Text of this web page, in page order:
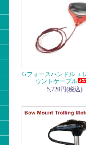
Gフォースハンドル エ
ウントケーブル
5,720円(税込)